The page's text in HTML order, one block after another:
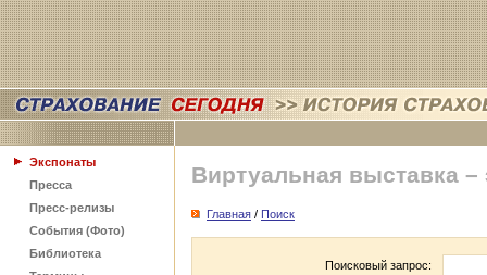
Экспонаты
Пресса
Пресс-релизы
События (Фото)
Библиотека
Виртуальная выставка –
Главная / Поиск
Поисковый запрос: